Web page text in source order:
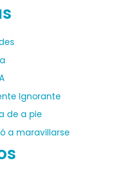
Ignorante
de a pie
a maravillarse